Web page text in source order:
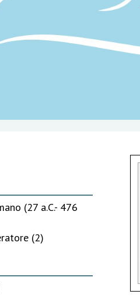
(27 a.C.- 476
(2)